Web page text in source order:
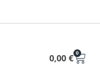
0,00 € 0